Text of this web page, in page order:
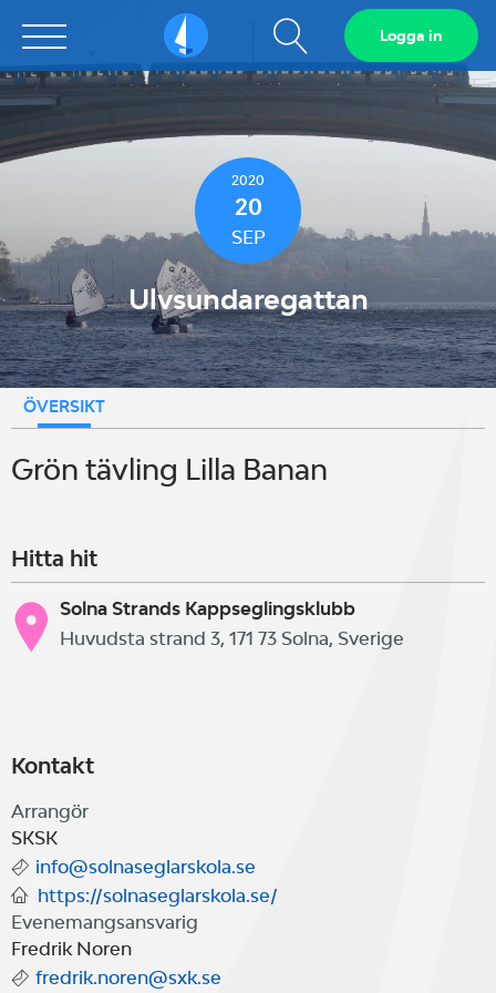
Sailarena Visa
sökfält
Logga in
2020
20
SEP
Ulvsundaregattan
ÖVERSIKT
Grön tävling Lilla Banan
Hitta hit
Solna Strands Kappseglingsklubb
Huvudsta strand 3, 171 73 Solna, Sverige
Kontakt
Arrangör
SKSK
info@solnaseglarskola.se
https://solnaseglarskola.se/
Evenemangsansvarig
Fredrik Noren
fredrik.noren@sxk.se